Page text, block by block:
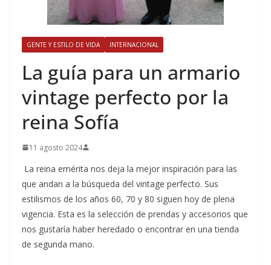
GENTE Y ESTILO DE VIDA INTERNACIONAL
​La guía para un armario
vintage perfecto por la
reina Sofía
11 agosto 2024
La reina emérita nos deja la mejor inspiración para las
que andan a la búsqueda del vintage perfecto. Sus
estilismos de los años 60, 70 y 80 siguen hoy de plena
vigencia. Esta es la selección de prendas y accesorios que
nos gustaría haber heredado o encontrar en una tienda
de segunda mano.